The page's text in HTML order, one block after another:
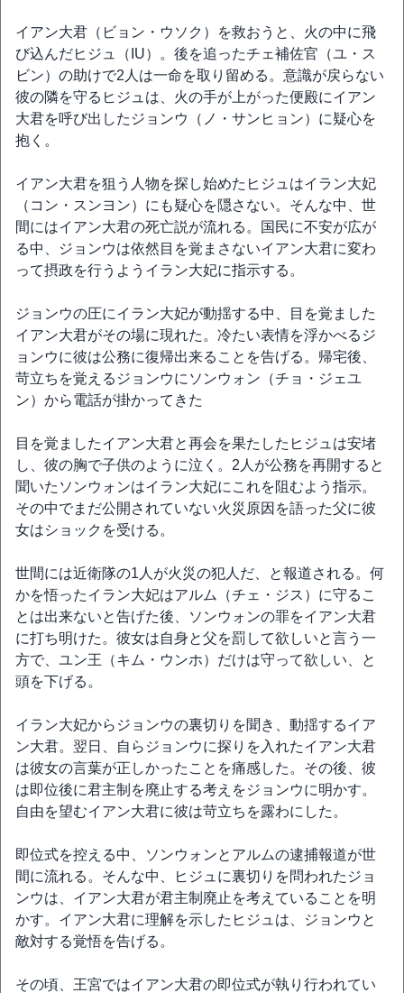
イアン大君（ビョン・ウソク）を救おうと、火の中に飛
び込んだヒジュ（IU）。後を追ったチェ補佐官（ユ・ス
ビン）の助けで2人は一命を取り留める。意識が戻らない
彼の隣を守るヒジュは、火の手が上がった便殿にイアン
大君を呼び出したジョンウ（ノ・サンヒョン）に疑心を
抱く。
イアン大君を狙う人物を探し始めたヒジュはイラン大妃
（コン・スンヨン）にも疑心を隠さない。そんな中、世
間にはイアン大君の死亡説が流れる。国民に不安が広が
る中、ジョンウは依然目を覚まさないイアン大君に変わ
って摂政を行うようイラン大妃に指示する。
ジョンウの圧にイラン大妃が動揺する中、目を覚ました
イアン大君がその場に現れた。冷たい表情を浮かべるジ
ョンウに彼は公務に復帰出来ることを告げる。帰宅後、
苛立ちを覚えるジョンウにソンウォン（チョ・ジェユ
ン）から電話が掛かってきた
目を覚ましたイアン大君と再会を果たしたヒジュは安堵
し、彼の胸で子供のように泣く。2人が公務を再開すると
聞いたソンウォンはイラン大妃にこれを阻むよう指示。
その中でまだ公開されていない火災原因を語った父に彼
女はショックを受ける。
世間には近衛隊の1人が火災の犯人だ、と報道される。何
かを悟ったイラン大妃はアルム（チェ・ジス）に守るこ
とは出来ないと告げた後、ソンウォンの罪をイアン大君
に打ち明けた。彼女は自身と父を罰して欲しいと言う一
方で、ユン王（キム・ウンホ）だけは守って欲しい、と
頭を下げる。
イラン大妃からジョンウの裏切りを聞き、動揺するイア
ン大君。翌日、自らジョンウに探りを入れたイアン大君
は彼女の言葉が正しかったことを痛感した。その後、彼
は即位後に君主制を廃止する考えをジョンウに明かす。
自由を望むイアン大君に彼は苛立ちを露わにした。
即位式を控える中、ソンウォンとアルムの逮捕報道が世
間に流れる。そんな中、ヒジュに裏切りを問われたジョ
ンウは、イアン大君が君主制廃止を考えていることを明
かす。イアン大君に理解を示したヒジュは、ジョンウと
敵対する覚悟を告げる。
その頃、王宮ではイアン大君の即位式が執り行われてい